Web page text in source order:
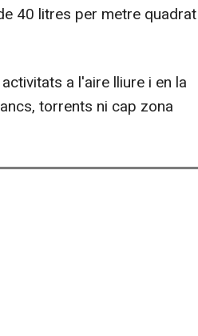
40 litres per metre quadrat
a l'aire lliure i en la
torrents ni cap zona